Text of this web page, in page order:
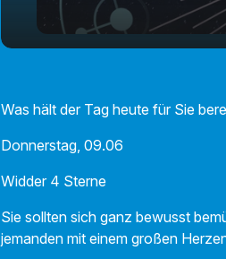
Was hält der Tag heute für Sie
Donnerstag, 09.06
Widder 4 Sterne
Sie sollten sich ganz bewusst
jemanden mit einem großen